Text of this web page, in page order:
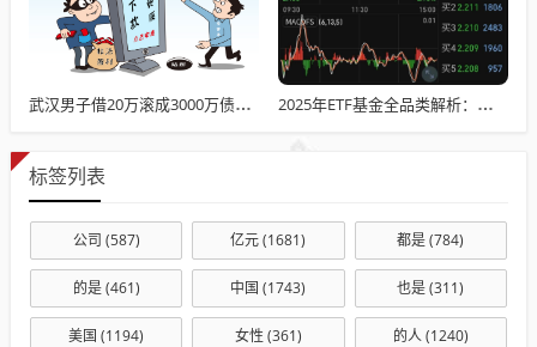
武汉男子借20万滚成3000万债务 高利贷陷阱调查 2025年ETF基金全品类解析：从股票到跨境投资的收益图谱
标签列表
公司 (587) 亿元(1681) 都是(784)
的是(461) 中国 (1743) 也是(311)
美国 (1194) 女性 (361) 的人(1240)